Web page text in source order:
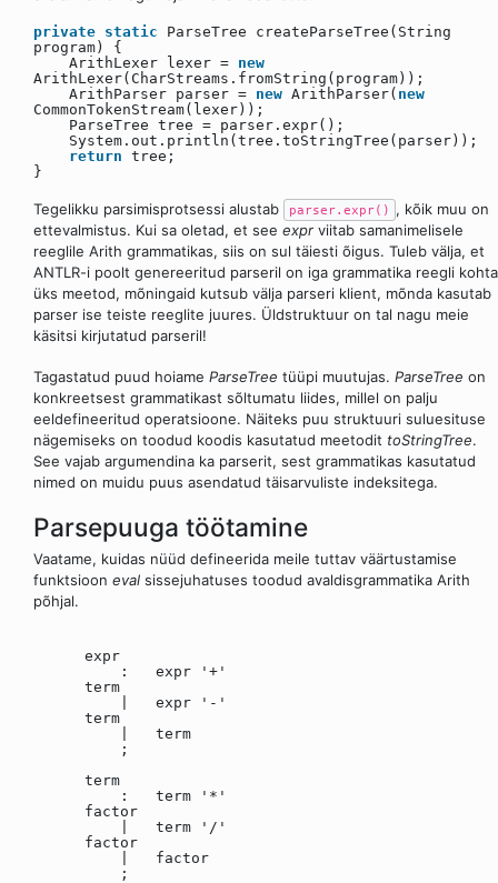
private static
ParseTree createParseTree(String
program) {
ArithLexer lexer = new
ArithLexer(CharStreams.fromString(program));
ArithParser parser = new ArithParser( new
CommonTokenStream(lexer));
ParseTree tree = parser.expr();
System.out.println(tree.toStringTree(parser));
return tree;
}
Tegelikku parsimisprotsessi alustab parser.expr() , kõik muu on
ettevalmistus. Kui sa oletad, et see expr viitab samanimelisele
reeglile Arith grammatikas, siis on sul täiesti õigus. Tuleb välja, et
ANTLR-i poolt genereeritud parseril on iga grammatika reegli kohta
üks meetod, mõningaid kutsub välja parseri klient, mõnda kasutab
parser ise teiste reeglite juures. Üldstruktuur on tal nagu meie
käsitsi kirjutatud parseril!
Tagastatud puud hoiame ParseTree tüüpi muutujas. ParseTree on
konkreetsest grammatikast sõltumatu liides, millel on palju
eeldefineeritud operatsioone. Näiteks puu struktuuri suluesituse
nägemiseks on toodud koodis kasutatud meetodit toStringTree.
See vajab argumendina ka parserit, sest grammatikas kasutatud
nimed on muidu puus asendatud täisarvuliste indeksitega.
Parsepuuga töötamine
Vaatame, kuidas nüüd defineerida meile tuttav väärtustamise
funktsioon eval sissejuhatuses toodud avaldisgrammatika Arith
põhjal.
expr
: expr '+'
term
| expr '-'
term
| term
;
term
: term '*'
factor
| term '/'
factor
| factor
;